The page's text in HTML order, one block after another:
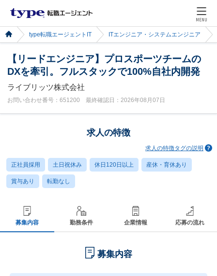
MENU
type転職エージェントIT ITエンジニア・システムエンジニア
【リードエンジニア】プロスポーツチームの
DXを牽引。フルスタックで100%自社内開発
ライブリッツ株式会社
お問い合わせ番号：651200 最終確認日：2026年08月07日
求人の特徴
求人の特徴タグの説明
正社員採用 土日祝休み 休日120日以上 産休・育休あり
賞与あり 転勤なし
募集内容 勤務条件 企業情報 応募の流れ
募集内容